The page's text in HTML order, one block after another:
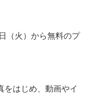
（火）から無料のプ
はじめ、動画やイ